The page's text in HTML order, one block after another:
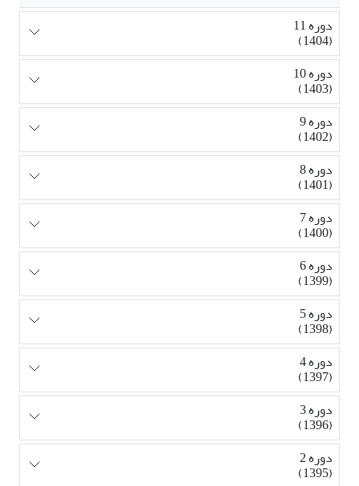
دوره 11
(1404)
دوره 10
(1403)
دوره 9
(1402)
دوره 8
(1401)
دوره 7
(1400)
دوره 6
(1399)
دوره 5
(1398)
دوره 4
(1397)
دوره 3
(1396)
دوره 2
(1395)